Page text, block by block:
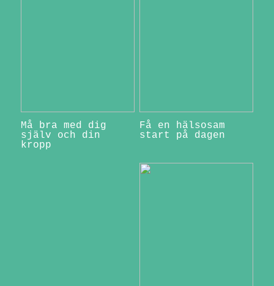
Må bra med dig
själv och din
kropp
Få en hälsosam
start på dagen